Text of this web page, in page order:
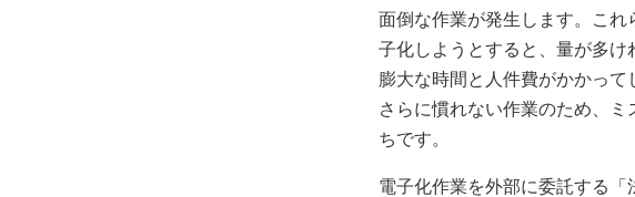
面倒な作業が発生します。これ
子化しようとすると、量が多け
膨大な時間と人件費がかかって
さらに慣れない作業のため、ミ
ちです。
電子化作業を外部に委託する「